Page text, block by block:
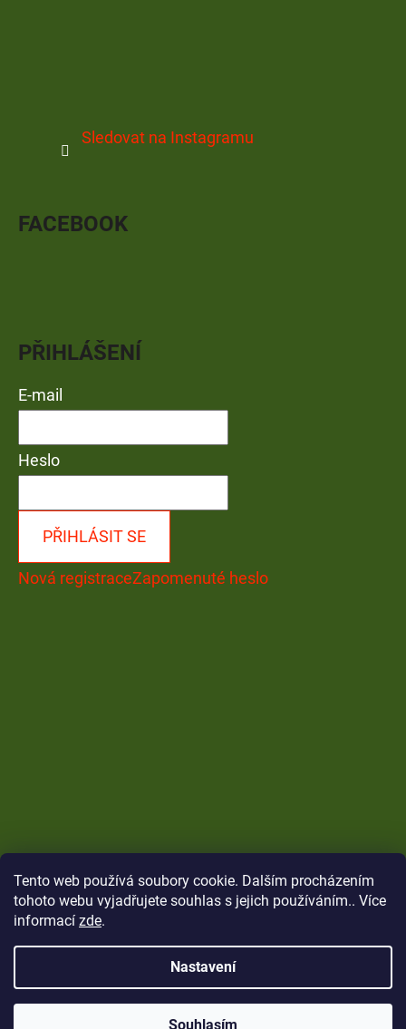
Tento web používá soubory cookie. Dalším procházením
tohoto webu vyjadřujete souhlas s jejich používáním.. Více
informací zde.
Nastavení
Souhlasím
Sledovat na Instagramu
FACEBOOK
PŘIHLÁŠENÍ
E-mail
Heslo
PŘIHLÁSIT SE
Nová registraceZapomenuté heslo
Copyright 2026CARP Brothers. Všechna práva